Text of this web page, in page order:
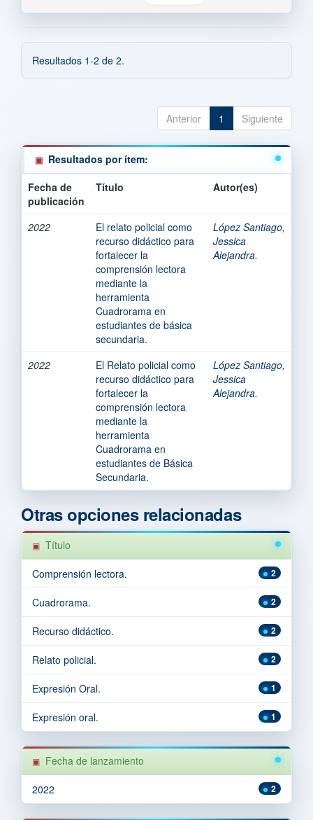
Resultados 1-2 de 2.
Anterior 1 Siguiente
Resultados por ítem:
Fecha de
publicación
Título Autor(es)
2022
El relato policial como
recurso didáctico para
fortalecer la
comprensión lectora
mediante la
herramienta
Cuadrorama en
estudiantes de básica
secundaria.
López Santiago,
Jessica
Alejandra.
2022
El Relato policial como
recurso didáctico para
fortalecer la
comprensión lectora
mediante la
herramienta
Cuadrorama en
estudiantes de Básica
Secundaria.
López Santiago,
Jessica
Alejandra.
Otras opciones relacionadas
Título
2
Comprensión lectora.
2
Cuadrorama.
2
Recurso didáctico.
2
Relato policial.
1
Expresión Oral.
1
Expresión oral.
Fecha de lanzamiento
2
2022